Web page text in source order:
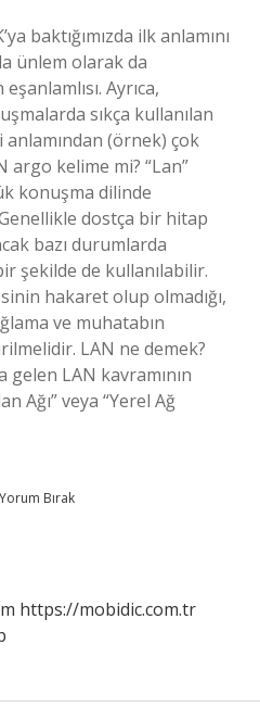
baktığımızda ilk anlamını
ünlem olarak da
Ayrıca,
sıkça kullanılan
anlamından (örnek) çok
argo kelime mi? “Lan”
konuşma dilinde
dostça bir hitap
bazı durumlarda
şekilde de kullanılabilir.
hakaret olup olmadığı,
ve muhatabın
LAN ne demek?
gelen LAN kavramının
Ağı” veya “Yerel Ağ
Yorum Bırak
https://mobidic.com.tr